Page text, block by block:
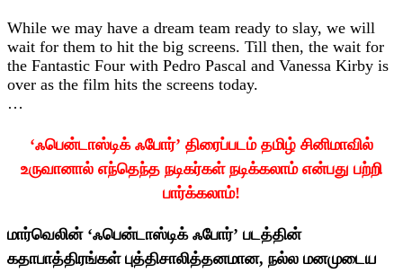
While we may have a dream team ready to slay, we will
wait for them to hit the big screens. Till then, the wait for
the Fantastic Four with Pedro Pascal and Vanessa Kirby is
over as the film hits the screens today.
…
‘ஃபென்டாஸ்டிக் ஃபோர்’ திரைப்படம் தமிழ் சினிமாவில்
உருவானால் எந்தெந்த நடிகர்கள் நடிக்கலாம் என்பது பற்றி
பார்க்கலாம்!
மார்வெலின் ‘ஃபென்டாஸ்டிக் ஃபோர்’ படத்தின்
கதாபாத்திரங்கள் புத்திசாலித்தனமான, நல்ல மனமுடைய